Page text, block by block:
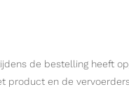
de bestelling heeft
en de